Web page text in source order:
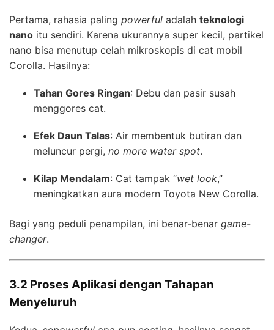
Pertama, rahasia paling powerful adalah teknologi
nano itu sendiri. Karena ukurannya super kecil, partikel
nano bisa menutup celah mikroskopis di cat mobil
Corolla. Hasilnya:
Tahan Gores Ringan: Debu dan pasir susah
menggores cat.
Efek Daun Talas: Air membentuk butiran dan
meluncur pergi, no more water spot.
Kilap Mendalam: Cat tampak “wet look,”
meningkatkan aura modern Toyota New Corolla.
Bagi yang peduli penampilan, ini benar-benar game-
changer.
3.2 Proses Aplikasi dengan Tahapan
Menyeluruh